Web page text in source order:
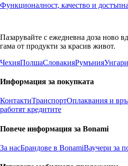
Функционалност, качество и
Пазарувайте с ежедневна доза ново
гама от продукти за красив живот.
ЧехияПолшаСловакияРумъния
Информация за покупката
КонтактиТранспортОплаквания и
работят кредитите
Повече информация за Bonami
За насБрандове в BonamiВаучери за